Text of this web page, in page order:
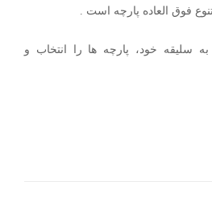
فوق العاده پارچه است .
سلیقه خود، پارچه ها را انتخاب و